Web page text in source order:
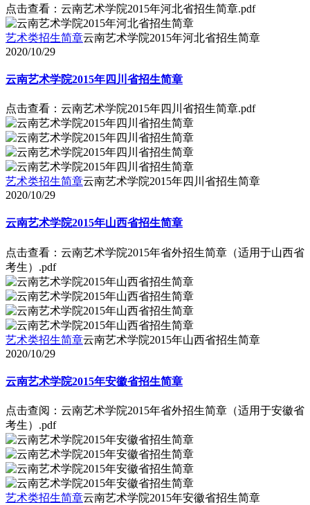
点击查看：云南艺术学院2015年河北省招生简章.pdf
艺术类招生简章云南艺术学院2015年河北省招生简章
2020/10/29
云南艺术学院2015年四川省招生简章
点击查看：云南艺术学院2015年四川省招生简章.pdf
艺术类招生简章云南艺术学院2015年四川省招生简章
2020/10/29
云南艺术学院2015年山西省招生简章
点击查看：云南艺术学院2015年省外招生简章（适用于山西省
考生）.pdf
艺术类招生简章云南艺术学院2015年山西省招生简章
2020/10/29
云南艺术学院2015年安徽省招生简章
点击查阅：云南艺术学院2015年省外招生简章（适用于安徽省
考生）.pdf
艺术类招生简章云南艺术学院2015年安徽省招生简章